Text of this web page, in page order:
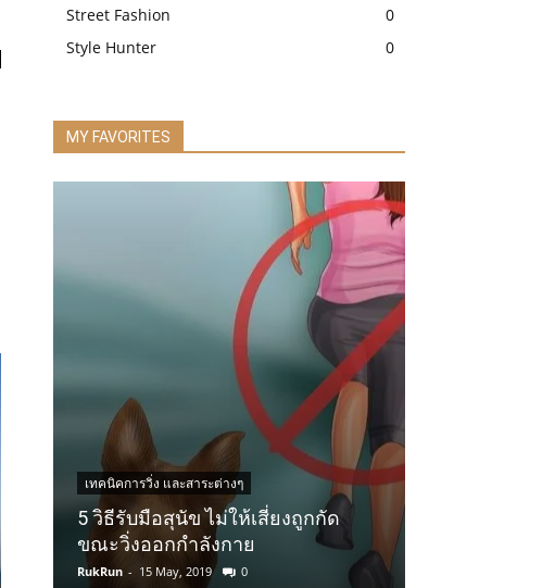
Street Fashion
0
Style Hunter
0
MY FAVORITES
เทคนิคการวิ่ง และสาระต่างๆ
5 วิธีรับมือสุนัข ไม่ให้เสี่ยงถูกกัด
ขณะวิ่งออกกำลังกาย
RukRun - 15 May, 2019 0